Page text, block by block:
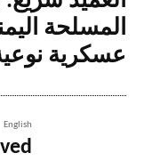
المسلحة
عسكرية
English